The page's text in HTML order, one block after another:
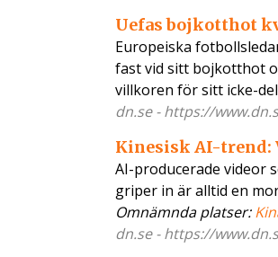
Uefas bojkotthot
Europeiska
fast vid sitt bojkotthot
villkoren för sitt icke-
dn.se - https://
Kinesisk AI-trend:
AI-producerade videor
griper in är alltid en
Omnämnda platser:
dn.se - https://